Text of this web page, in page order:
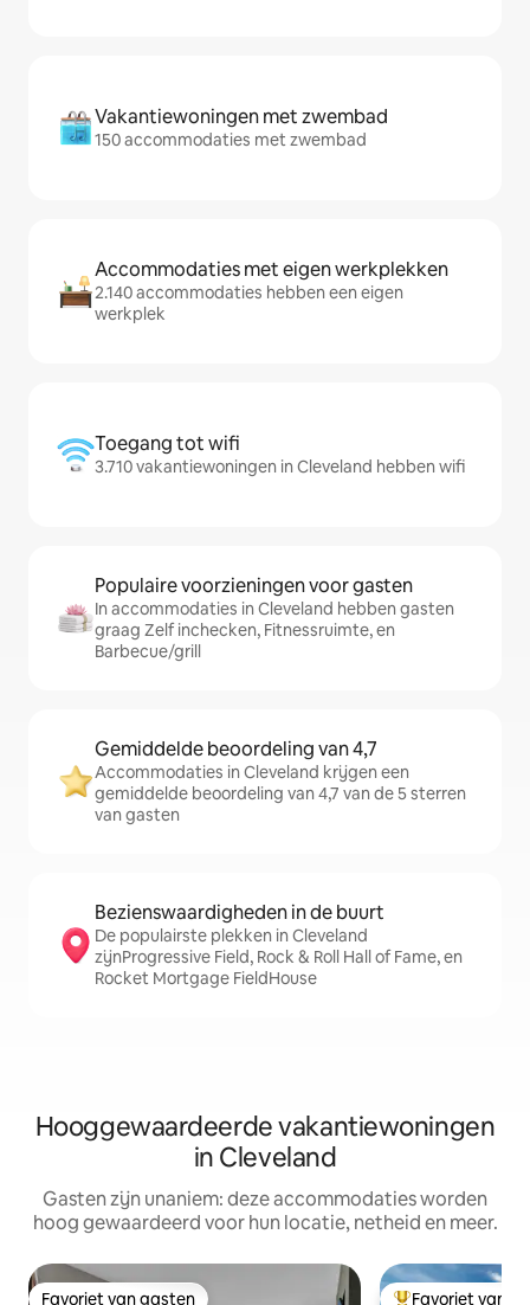
Vakantiewoningen met zwembad
150 accommodaties met zwembad
Accommodaties met eigen werkplekken
2.140 accommodaties hebben een eigen
werkplek
Toegang tot wifi
3.710 vakantiewoningen in Cleveland hebben wifi
Populaire voorzieningen voor gasten
In accommodaties in Cleveland hebben gasten
graag Zelf inchecken, Fitnessruimte, en
Barbecue/grill
Gemiddelde beoordeling van 4,7
Accommodaties in Cleveland krijgen een
gemiddelde beoordeling van 4,7 van de 5 sterren
van gasten
Bezienswaardigheden in de buurt
De populairste plekken in Cleveland
zijnProgressive Field, Rock & Roll Hall of Fame, en
Rocket Mortgage FieldHouse
Hooggewaardeerde vakantiewoningen
in Cleveland
Gasten zijn unaniem: deze accommodaties worden
hoog gewaardeerd voor hun locatie, netheid en meer.
Favoriet van gasten Favoriet van